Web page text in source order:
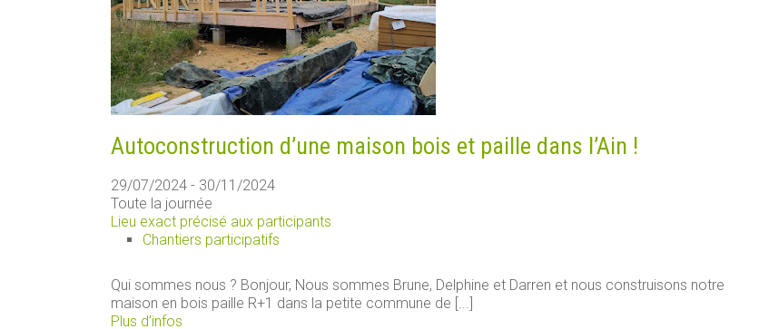
Autoconstruction d’une maison bois et paille dans l’Ain !
29/07/2024 - 30/11/2024
Toute la journée
Lieu exact précisé aux participants
Chantiers participatifs
Qui sommes nous ? Bonjour, Nous sommes Brune, Delphine et Darren et nous construisons notre
maison en bois paille R+1 dans la petite commune de [...]
Plus d’infos